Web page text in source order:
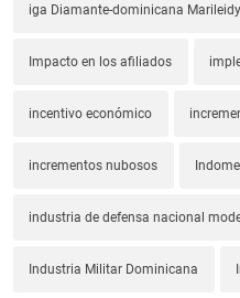
iga Diamante-dominicana
Impacto en los afiliados
incentivo económico
incrementos nubosos
industria de defensa nacional
Industria Militar Dominicana